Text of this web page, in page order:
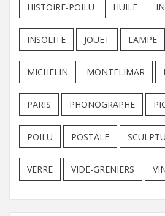
HISTOIRE-POILU HUILE
INSOLITE JOUET LAMPE
MICHELIN MONTELIMAR
PARIS PHONOGRAPHE
POILU POSTALE
VERRE VIDE-GRENIERS